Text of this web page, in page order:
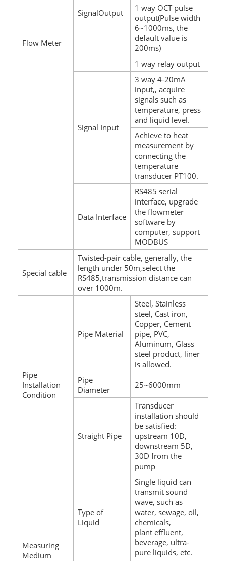
Flow Meter
SignalOutput
1 way OCT pulse
output(Pulse width
6~1000ms, the
default value is
200ms)
1 way relay output
Signal Input
3 way 4-20mA
input,, acquire
signals such as
temperature, press
and liquid level.
Achieve to heat
measurement by
connecting the
temperature
transducer PT100.
Data Interface
RS485 serial
interface, upgrade
the flowmeter
software by
computer, support
MODBUS
Special cable
Twisted-pair cable, generally, the
length under 50m,select the
RS485,transmission distance can
over 1000m.
Pipe
Installation
Condition
Pipe Material
Steel, Stainless
steel, Cast iron,
Copper, Cement
pipe, PVC,
Aluminum, Glass
steel product, liner
is allowed.
Pipe
Diameter
25~6000mm
Straight Pipe
Transducer
installation should
be satisfied:
upstream 10D,
downstream 5D,
30D from the
pump
Measuring
Medium
Type of
Liquid
Single liquid can
transmit sound
wave, such as
water, sewage, oil,
chemicals,
plant effluent,
beverage, ultra-
pure liquids, etc.